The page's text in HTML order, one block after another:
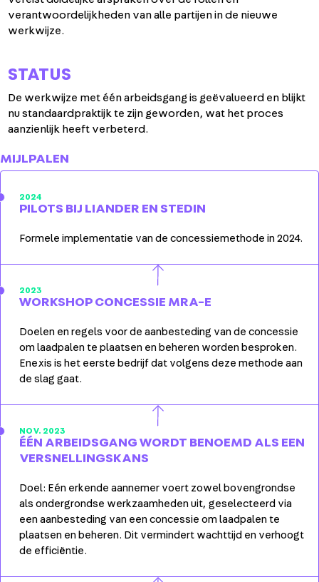
verantwoordelijkheden van alle partijen in de nieuwe
werkwijze.
STATUS
De werkwijze met één arbeidsgang is geëvalueerd en blijkt
nu standaardpraktijk te zijn geworden, wat het proces
aanzienlijk heeft verbeterd.
MIJLPALEN
2024
PILOTS BIJ LIANDER EN STEDIN
Formele implementatie van de concessiemethode in 2024.
2023
WORKSHOP CONCESSIE MRA-E
Doelen en regels voor de aanbesteding van de concessie
om laadpalen te plaatsen en beheren worden besproken.
Enexis is het eerste bedrijf dat volgens deze methode aan
de slag gaat.
NOV. 2023
ÉÉN ARBEIDSGANG WORDT BENOEMD ALS EEN
VERSNELLINGSKANS
Doel: Eén erkende aannemer voert zowel bovengrondse
als ondergrondse werkzaamheden uit, geselecteerd via
een aanbesteding van een concessie om laadpalen te
plaatsen en beheren. Dit vermindert wachttijd en verhoogt
de efficiëntie.